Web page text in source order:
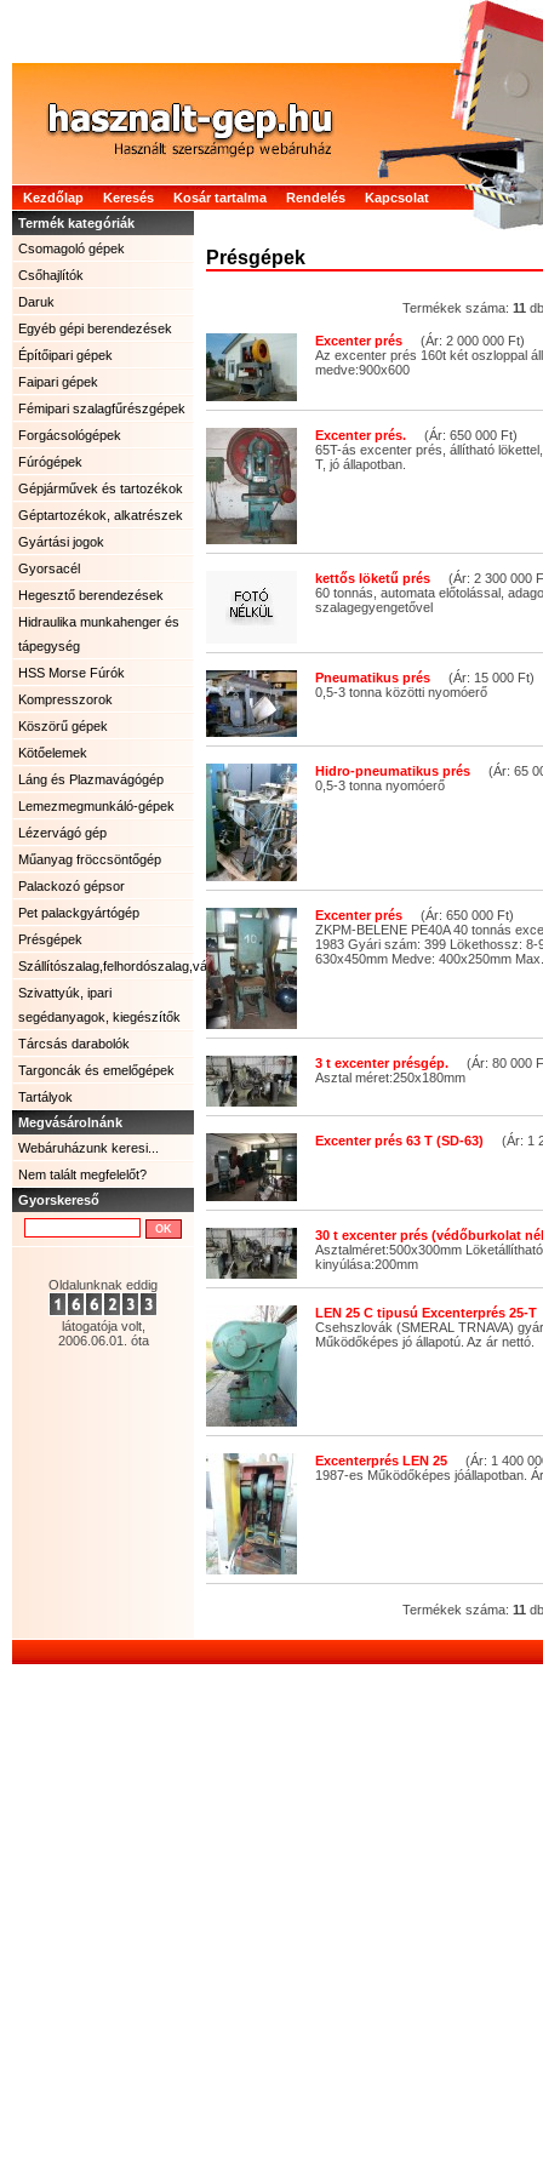
Kezdőlap Keresés Kosár tartalma Rendelés
Kapcsolat
Termék kategóriák
Csomagoló gépek
Csőhajlítók
Daruk
Egyéb gépi berendezések
Építőipari gépek
Faipari gépek
Fémipari szalagfűrészgépek
Forgácsológépek
Fúrógépek
Gépjárművek és tartozékok
Géptartozékok, alkatrészek
Gyártási jogok
Gyorsacél
Hegesztő berendezések
Hidraulika munkahenger és
tápegység
HSS Morse Fúrók
Kompresszorok
Köszörű gépek
Kötőelemek
Láng és Plazmavágógép
Lemezmegmunkáló-gépek
Lézervágó gép
Műanyag fröccsöntőgép
Palackozó gépsor
Pet palackgyártógép
Présgépek
Szállítószalag,felhordószalag,válogatószalag.
Szivattyúk, ipari
segédanyagok, kiegészítők
Tárcsás darabolók
Targoncák és emelőgépek
Tartályok
Megvásárolnánk
Webáruházunk keresi...
Nem talált megfelelőt?
Gyorskereső
Oldalunknak eddig
látogatója volt,
2006.06.01. óta
Présgépek
Termékek száma: 11 db
Excenter prés (Ár: 2 000 000 Ft)
Az excenter prés 160t két oszloppal
medve:900x600
Excenter prés. (Ár: 650 000 Ft)
65T-ás excenter prés, állítható
T, jó állapotban.
kettős löketű prés (Ár: 2 300 000
60 tonnás, automata előtolással,
szalagegyengetővel
Pneumatikus prés (Ár: 15 000 Ft)
0,5-3 tonna közötti nyomóerő
Hidro-pneumatikus prés (Ár: 65
0,5-3 tonna nyomóerő
Excenter prés (Ár: 650 000 Ft)
ZKPM-BELENE PE40A 40 tonnás
1983 Gyári szám: 399 Lökethossz: 8-
630x450mm Medve: 400x250mm
3 t excenter présgép. (Ár: 80 000
Asztal méret:250x180mm
Excenter prés 63 T (SD-63) (Ár: 1
30 t excenter prés (védőburkolat
Asztalméret:500x300mm
kinyúlása:200mm
LEN 25 C tipusú Excenterprés 25-T
Csehszlovák (SMERAL TRNAVA)
Működőképes jó állapotú. Az ár nettó.
Excenterprés LEN 25
(Ár: 1 400
1987-es Működőképes jóállapotban.
Termékek száma: 11 db